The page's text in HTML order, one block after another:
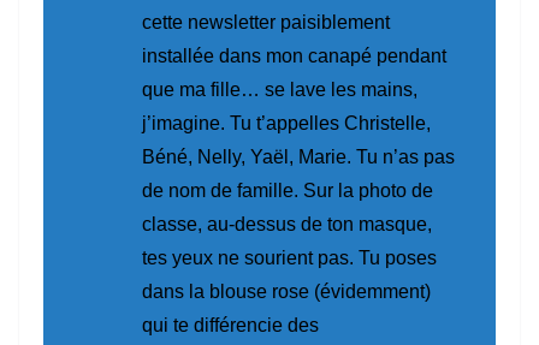
cette newsletter paisiblement
installée dans mon canapé pendant
que ma fille… se lave les mains,
j’imagine. Tu t’appelles Christelle,
Béné, Nelly, Yaël, Marie. Tu n’as pas
de nom de famille. Sur la photo de
classe, au-dessus de ton masque,
tes yeux ne sourient pas. Tu poses
dans la blouse rose (évidemment)
qui te différencie des